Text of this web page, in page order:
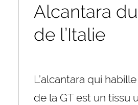
Alcantara
de l’Italie
L’alcantara qui
de la GT est un tissu